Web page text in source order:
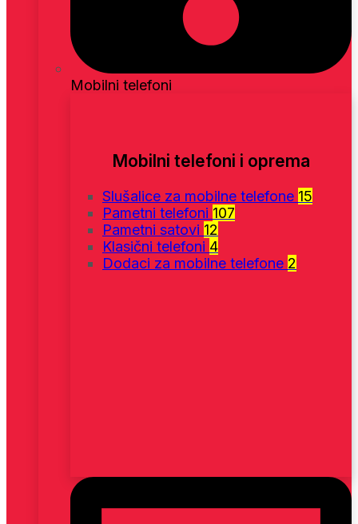
Mobilni telefoni
Mobilni telefoni i oprema
Slušalice za mobilne telefone 15
Pametni telefoni 107
Pametni satovi 12
Klasični telefoni 4
Dodaci za mobilne telefone 2